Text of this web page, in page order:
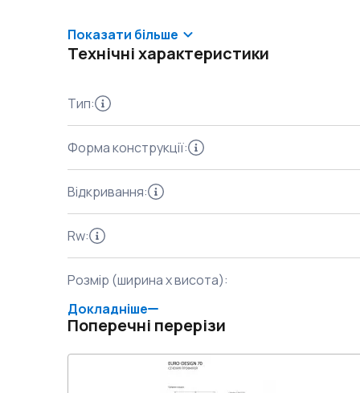
Показати більше
Технічні характеристики
Тип:
Форма конструкції:
Відкривання:
Rw:
Розмір (ширина x висота):
Докладніше
Поперечні перерізи